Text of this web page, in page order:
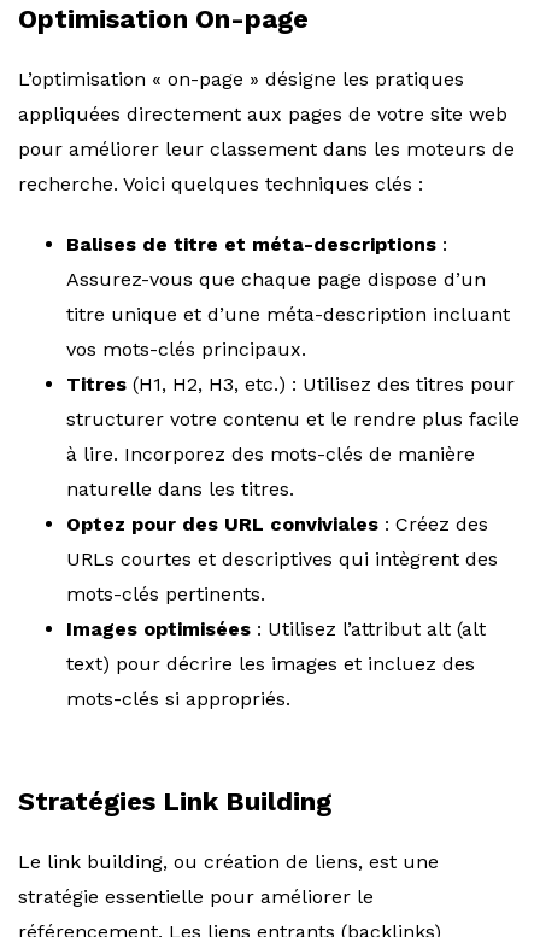
Optimisation On-page
L’optimisation « on-page » désigne les pratiques
appliquées directement aux pages de votre site web
pour améliorer leur classement dans les moteurs de
recherche. Voici quelques techniques clés :
Balises de titre et méta-descriptions :
Assurez-vous que chaque page dispose d’un
titre unique et d’une méta-description incluant
vos mots-clés principaux.
Titres (H1, H2, H3, etc.) : Utilisez des titres pour
structurer votre contenu et le rendre plus facile
à lire. Incorporez des mots-clés de manière
naturelle dans les titres.
Optez pour des URL conviviales : Créez des
URLs courtes et descriptives qui intègrent des
mots-clés pertinents.
Images optimisées : Utilisez l’attribut alt (alt
text) pour décrire les images et incluez des
mots-clés si appropriés.
Stratégies Link Building
Le link building, ou création de liens, est une
stratégie essentielle pour améliorer le
référencement. Les liens entrants (backlinks)